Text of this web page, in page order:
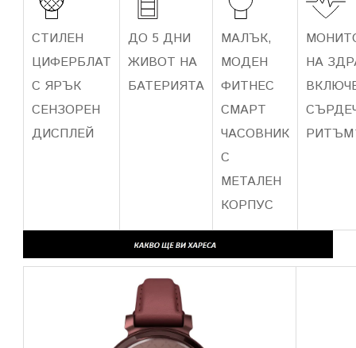
СТИЛЕН
ЦИФЕРБЛАТ
С ЯРЪК
СЕНЗОРЕН
ДИСПЛЕЙ
ДО 5 ДНИ
ЖИВОТ НА
БАТЕРИЯТА
МАЛЪК,
МОДЕН
ФИТНЕС
СМАРТ
ЧАСОВНИК
С
МЕТАЛЕН
КОРПУС
НА
РИТЪМ